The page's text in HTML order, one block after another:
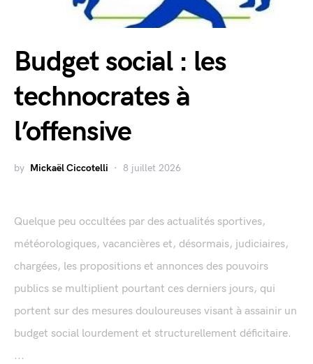
Budget social : les
technocrates à
l’offensive
by Mickaël Ciccotelli 8 juillet 2026
Quelque peu occultées par des actualités sportives,
météorologiques, vacancières et, désormais, judiciaires,
chargées, les propositions et annonces des pouvoirs
publics se multiplient pourtant ces derniers jours, qui
portent sur des mesures douloureuses visant à assainir un
budget social lourdement et structurellement déficitaire.
...